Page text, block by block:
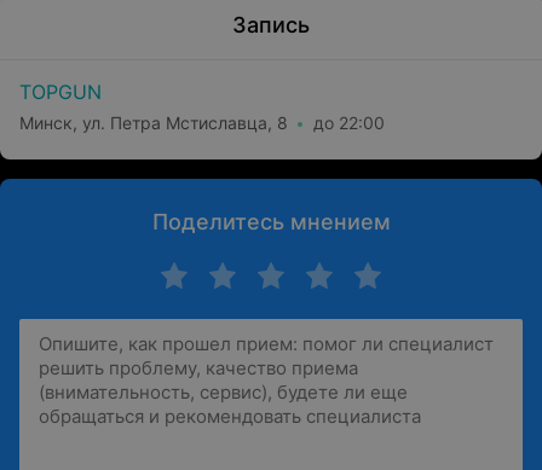
Запись
TOPGUN
Минск, ул. Петра Мстиславца, 8 до 22:00
Поделитесь мнением